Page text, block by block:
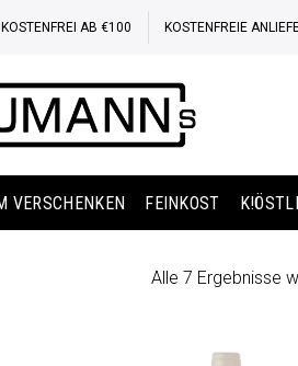
AB €100 KOSTENFREIE
VERSCHENKEN FEINKOST
Alle 7 Ergebnisse